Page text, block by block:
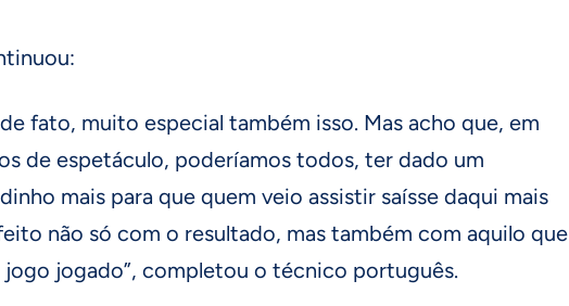
fato, muito especial também isso. Mas acho que, em
de espetáculo, poderíamos todos, ter dado um
mais para que quem veio assistir saísse daqui mais
não só com o resultado, mas também com aquilo que
jogo jogado”, completou o técnico português.